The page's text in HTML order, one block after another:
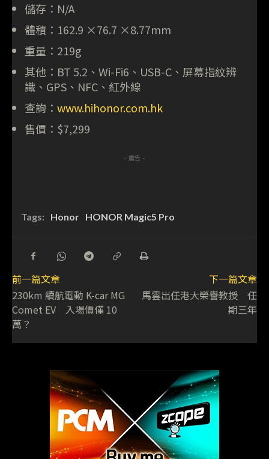
儲存：N/A
體積：162.9 ×76.7 ×8.77mm
重量：219g
其他：BT 5.2、Wi-Fi6、USB-C、屏幕指紋辨
識、GPS、NFC、紅外線
查詢： www.hihonor.com.hk
售價：$7,299
- 廣告 -
Tags: Honor HONOR Magic5 Pro
前一篇文章
230km 續航電動 K-car MG
Comet EV 入場價僅 10
萬？
下一篇文章
馬雲出任港大榮譽教授 任
期三年